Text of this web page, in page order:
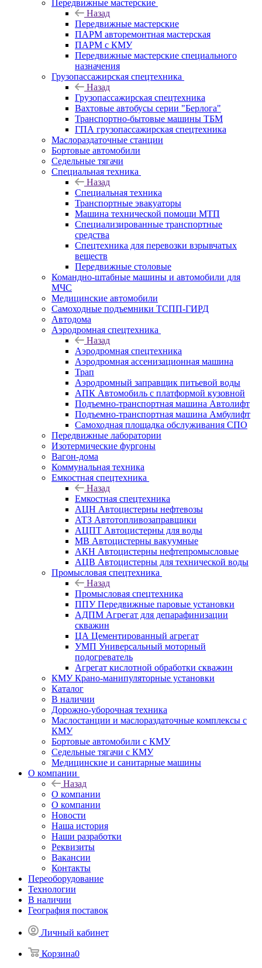
Передвижные мастерские
Назад
Передвижные мастерские
ПАРМ авторемонтная мастерская
ПАРМ с КМУ
Передвижные мастерские специального
назначения
Грузопассажирская спецтехника
Назад
Грузопассажирская спецтехника
Вахтовые автобусы серии "Берлога"
Транспортно-бытовые машины ТБМ
ГПА грузопассажирская спецтехника
Маслораздаточные станции
Бортовые автомобили
Седельные тягачи
Специальная техника
Назад
Специальная техника
Транспортные эвакуаторы
Машина технической помощи МТП
Специализированные транспортные
средства
Спецтехника для перевозки взрывчатых
веществ
Передвижные столовые
Командно-штабные машины и автомобили для
МЧС
Медицинские автомобили
Самоходные подъемники ТСПП-ГИРД
Автодома
Аэродромная спецтехника
Назад
Аэродромная спецтехника
Аэродромная ассенизационная машина
Трап
Аэродромный заправщик питьевой воды
АПК Автомобиль с платформой кузовной
Подъемно-транспортная машина Автолифт
Подъемно-транспортная машина Амбулифт
Самоходная площадка обслуживания СПО
Передвижные лаборатории
Изотермические фургоны
Вагон-дома
Коммунальная техника
Емкостная спецтехника
Назад
Емкостная спецтехника
АЦН Автоцистерны нефтевозы
АТЗ Автотопливозаправщики
АЦПТ Автоцистерны для воды
МВ Автоцистерны вакуумные
АКН Автоцистерны нефтепромысловые
АЦВ Автоцистерны для технической воды
Промысловая спецтехника
Назад
Промысловая спецтехника
ППУ Передвижные паровые установки
АДПМ Агрегат для депарафинизации
скважин
ЦА Цементированный агрегат
УМП Универсальный моторный
подогреватель
Агрегат кислотной обработки скважин
КМУ Крано-манипуляторные установки
Каталог
В наличии
Дорожно-уборочная техника
Маслостанции и маслораздаточные комплексы с
КМУ
Бортовые автомобили с КМУ
Седельные тягачи с КМУ
Медицинские и санитарные машины
О компании
Назад
О компании
О компании
Новости
Наша история
Наши разработки
Реквизиты
Вакансии
Контакты
Переоборудование
Технологии
В наличии
География поставок
Личный кабинет
Корзина0